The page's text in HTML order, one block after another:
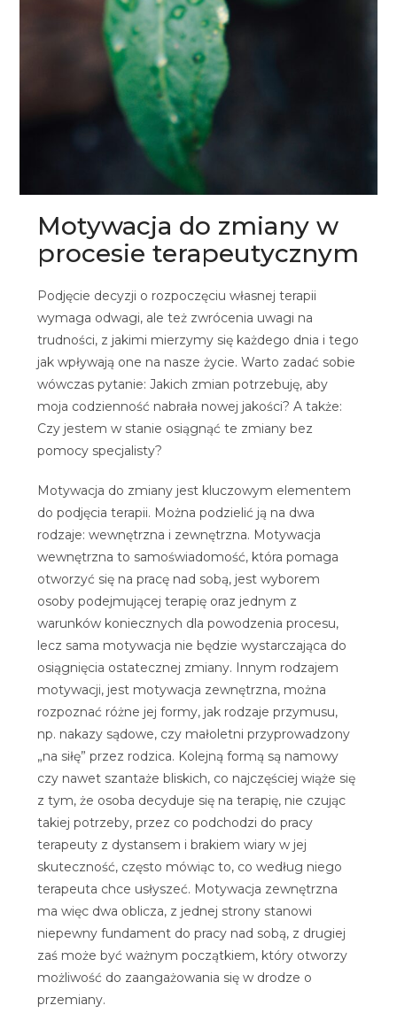
Motywacja do zmiany w
procesie terapeutycznym
Podjęcie decyzji o rozpoczęciu własnej terapii
wymaga odwagi, ale też zwrócenia uwagi na
trudności, z jakimi mierzymy się każdego dnia i tego
jak wpływają one na nasze życie. Warto zadać sobie
wówczas pytanie: Jakich zmian potrzebuję, aby
moja codzienność nabrała nowej jakości? A także:
Czy jestem w stanie osiągnąć te zmiany bez
pomocy specjalisty?
Motywacja do zmiany jest kluczowym elementem
do podjęcia terapii. Można podzielić ją na dwa
rodzaje: wewnętrzna i zewnętrzna. Motywacja
wewnętrzna to samoświadomość, która pomaga
otworzyć się na pracę nad sobą, jest wyborem
osoby podejmującej terapię oraz jednym z
warunków koniecznych dla powodzenia procesu,
lecz sama motywacja nie będzie wystarczająca do
osiągnięcia ostatecznej zmiany. Innym rodzajem
motywacji, jest motywacja zewnętrzna, można
rozpoznać różne jej formy, jak rodzaje przymusu,
np. nakazy sądowe, czy małoletni przyprowadzony
„na siłę” przez rodzica. Kolejną formą są namowy
czy nawet szantaże bliskich, co najczęściej wiąże się
z tym, że osoba decyduje się na terapię, nie czując
takiej potrzeby, przez co podchodzi do pracy
terapeuty z dystansem i brakiem wiary w jej
skuteczność, często mówiąc to, co według niego
terapeuta chce usłyszeć. Motywacja zewnętrzna
ma więc dwa oblicza, z jednej strony stanowi
niepewny fundament do pracy nad sobą, z drugiej
zaś może być ważnym początkiem, który otworzy
możliwość do zaangażowania się w drodze o
przemiany.